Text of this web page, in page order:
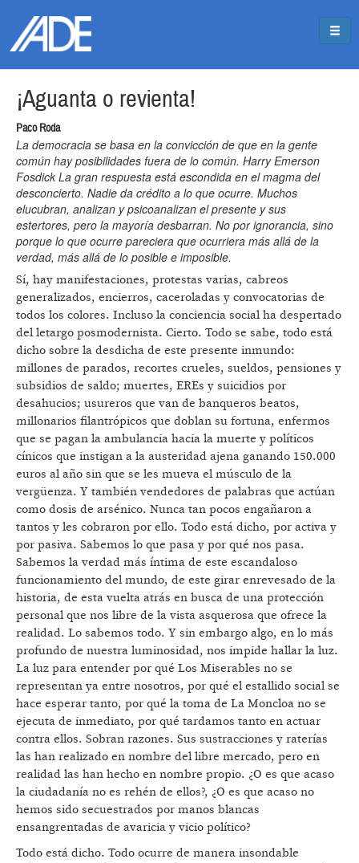
¡Aguanta o revienta!
Paco Roda
La democracia se basa en la convicción de que en la gente
común hay posibilidades fuera de lo común. Harry Emerson
Fosdick La gran respuesta está escondida en el magma del
desconcierto. Nadie da crédito a lo que ocurre. Muchos
elucubran, analizan y psicoanalizan el presente y sus
estertores, pero la mayoría desbarran. No por ignorancia, sino
porque lo que ocurre pareciera que ocurriera más allá de la
verdad, más allá de lo posible e imposible.
Sí, hay manifestaciones, protestas varias, cabreos
generalizados, encierros, caceroladas y convocatorias de
todos los colores. Incluso la conciencia social ha despertado
del letargo posmodernista. Cierto. Todo se sabe, todo está
dicho sobre la desdicha de este presente inmundo:
millones de parados, recortes crueles, sueldos, pensiones y
subsidios de saldo; muertes, EREs y suicidios por
desahucios; usureros que van de banqueros beatos,
millonarios filantrópicos que doblan su fortuna, enfermos
que se pagan la ambulancia hacia la muerte y políticos
cínicos que instigan a la austeridad ajena ganando 150.000
euros al año sin que se les mueva el músculo de la
vergüenza. Y también vendedores de palabras que actúan
como dosis de arsénico. Nunca tan pocos engañaron a
tantos y les cobraron por ello. Todo está dicho, por activa y
por pasiva. Sabemos lo que pasa y por qué nos pasa.
Sabemos la verdad más íntima de este escandaloso
funcionamiento del mundo, de este girar enrevesado de la
historia, de esta vuelta atrás en busca de una protección
personal que nos libre de la vista asquerosa que ofrece la
realidad. Lo sabemos todo. Y sin embargo algo, en lo más
profundo de nuestra luminosidad, nos impide hallar la luz.
La luz para entender por qué Los Miserables no se
representan ya entre nosotros, por qué el estallido social se
hace esperar tanto, por qué la toma de La Moncloa no se
ejecuta de inmediato, por qué tardamos tanto en actuar
contra ellos. Sobran razones. Sus sustracciones y raterías
las han realizado en nombre del libre mercado, pero en
realidad las han hecho en nombre propio. ¿O es que acaso
la ciudadanía no es rehén de ellos?, ¿O es que acaso no
hemos sido secuestrados por manos blancas
ensangrentadas de avaricia y vicio político?
Todo está dicho. Todo ocurre de manera insondable